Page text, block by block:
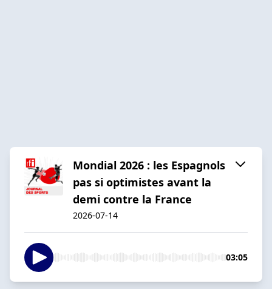
Mondial 2026 : les Espagnols
pas si optimistes avant la
demi contre la France
2026-07-14
03:05